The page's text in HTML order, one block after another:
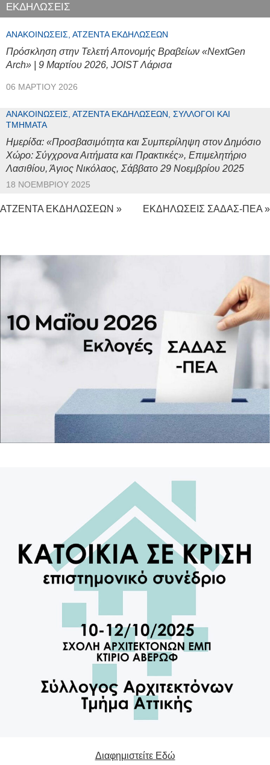
ΕΚΔΗΛΩΣΕΙΣ
ΑΝΑΚΟΙΝΏΣΕΙΣ, ΑΤΖΈΝΤΑ ΕΚΔΗΛΏΣΕΩΝ
Πρόσκληση στην Τελετή Απονομής Βραβείων «NextGen
Arch» | 9 Μαρτίου 2026, JOIST Λάρισα
06 ΜΑΡΤΊΟΥ 2026
ΑΝΑΚΟΙΝΏΣΕΙΣ, ΑΤΖΈΝΤΑ ΕΚΔΗΛΏΣΕΩΝ, ΣΎΛΛΟΓΟΙ ΚΑΙ
ΤΜΉΜΑΤΑ
Ημερίδα: «Προσβασιμότητα και Συμπερίληψη στον Δημόσιο
Χώρο: Σύγχρονα Αιτήματα και Πρακτικές», Επιμελητήριο
Λασιθίου, Άγιος Νικόλαος, Σάββατο 29 Νοεμβρίου 2025
18 ΝΟΕΜΒΡΊΟΥ 2025
ΑΤΖΕΝΤΑ ΕΚΔΗΛΩΣΕΩΝ » ΕΚΔΗΛΩΣΕΙΣ ΣΑΔΑΣ-ΠΕΑ »
Διαφημιστείτε Εδώ